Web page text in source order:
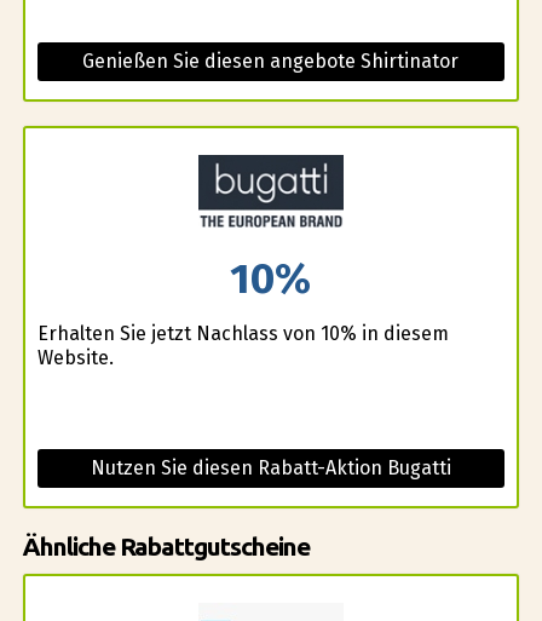
Genießen Sie diesen angebote Shirtinator
10%
Erhalten Sie jetzt Nachlass von 10% in diesem
Website.
Nutzen Sie diesen Rabatt-Aktion Bugatti
Ähnliche Rabattgutscheine